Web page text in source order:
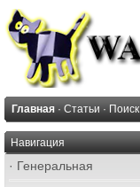
Главная · Статьи · Поиск
Навигация
· Генеральная